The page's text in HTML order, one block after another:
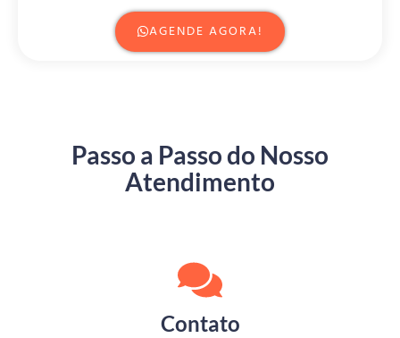
AGENDE AGORA!
Passo a Passo do Nosso
Atendimento
Contato